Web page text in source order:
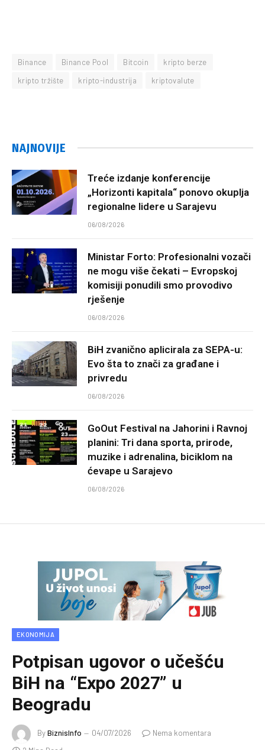
Binance Binance Pool Bitcoin
kripto berze
kripto tržište
kripto-industrija kriptovalute
NAJNOVIJE
Treće izdanje konferencije
„Horizonti kapitala“ ponovo okuplja
regionalne lidere u Sarajevu
06/08/2026
Ministar Forto: Profesionalni vozači
ne mogu više čekati – Evropskoj
komisiji ponudili smo provodivo
rješenje
06/08/2026
BiH zvanično aplicirala za SEPA-u:
Evo šta to znači za građane i
privredu
06/08/2026
GoOut Festival na Jahorini i Ravnoj
planini: Tri dana sporta, prirode,
muzike i adrenalina, biciklom na
ćevape u Sarajevo
06/08/2026
EKONOMIJA
Potpisan ugovor o učešću
BiH na “Expo 2027” u
Beogradu
ByBiznisInfo 04/07/2026
Nema komentara